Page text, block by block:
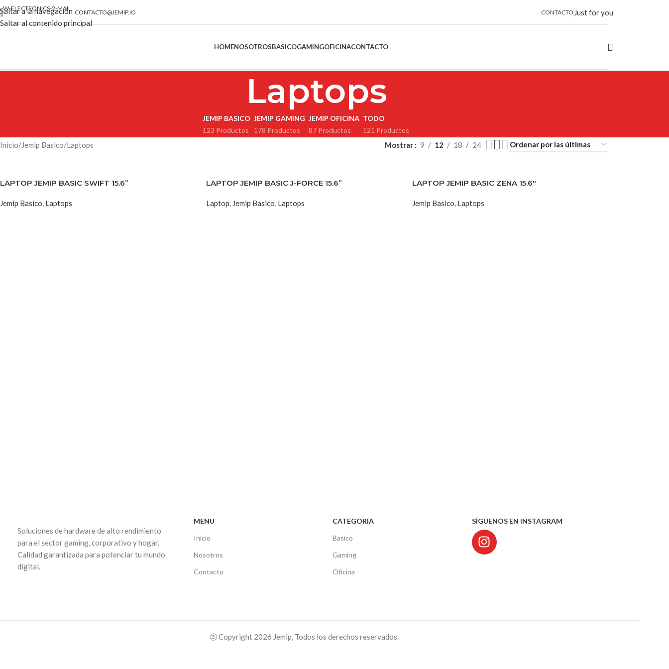
Saltar a la navegación
Saltar al contenido principal
CONTACTO@JEMIP.IO CONTACTO Just for you
HOMENOSOTROSBASICOGAMINGOFICINACONTACTO
Laptops
JEMIP BASICO
123 Productos
JEMIP GAMING
178 Productos
JEMIP OFICINA
87 Productos
TODO
121 Productos
Inicio Jemip Basico Laptops Mostrar 9 12 18 24
LAPTOP JEMIP BASIC SWIFT 15.6”
Jemip Basico, Laptops
LAPTOP JEMIP BASIC J-FORCE 15.6”
Laptop, Jemip Basico, Laptops
LAPTOP JEMIP BASIC ZENA 15.6″
Jemip Basico, Laptops
Soluciones de hardware de alto rendimiento
para el sector gaming, corporativo y hogar.
Calidad garantizada para potenciar tu mundo
digital.
MENU
Inicio
Nosotros
Contacto
CATEGORIA
Basico
Gaming
Oficina
SÍGUENOS EN INSTAGRAM
ⓒ Copyright 2026 Jemip, Todos los derechos reservados.